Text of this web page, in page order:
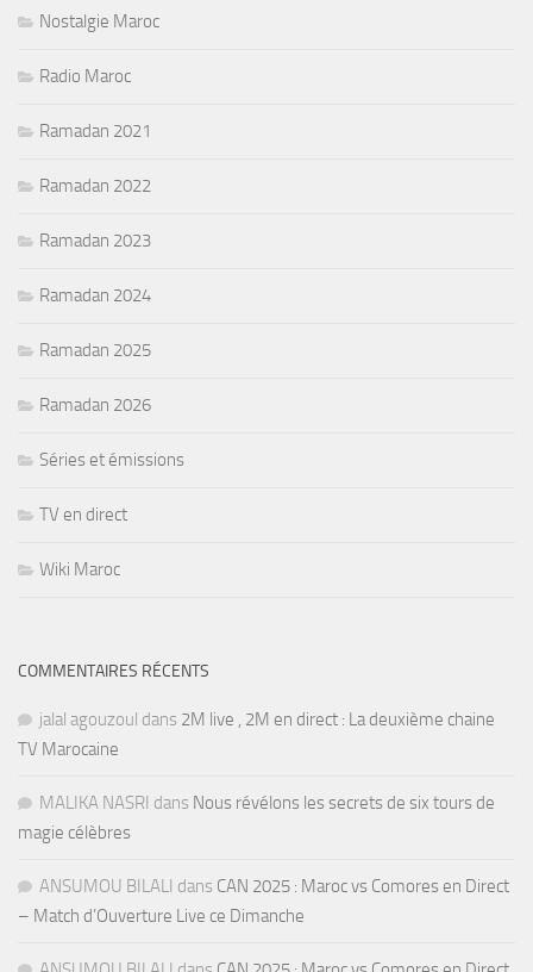
Nostalgie Maroc
Radio Maroc
Ramadan 2021
Ramadan 2022
Ramadan 2023
Ramadan 2024
Ramadan 2025
Ramadan 2026
Séries et émissions
TV en direct
Wiki Maroc
COMMENTAIRES RÉCENTS
jalal agouzoul dans 2M live , 2M en direct : La deuxième chaine
TV Marocaine
MALIKA NASRI dans Nous révélons les secrets de six tours de
magie célèbres
ANSUMOU BILALI dans CAN 2025 : Maroc vs Comores en Direct
– Match d’Ouverture Live ce Dimanche